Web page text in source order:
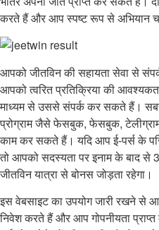
करते हैं और आप स्पष्ट रूप से अभियान
आपको जीतविन की सहायता सेवा से
आपको त्वरित प्रतिक्रिया की
माध्यम से उससे संपर्क कर सकते हैं।
प्रोग्राम जैसे फेसबुक, फेसबुक,
काम कर सकते हैं। यदि आप ई-पर्स के
तो आपको सदस्यता पर इनाम के बाद से
जीतविन यात्रा से बोनस जोड़ता रहेगा।
इस वेबसाइट का उपयोग जारी रखने से
निवेश करते हैं और आप गोपनीयता